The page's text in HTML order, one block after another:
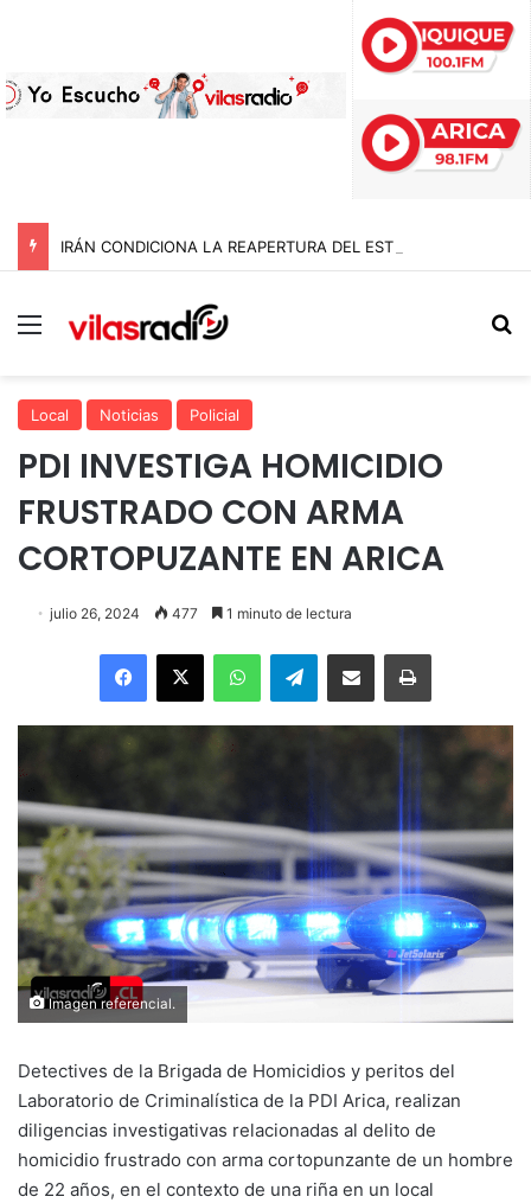
Menú
Local Noticias Policial
PDI INVESTIGA HOMICIDIO
FRUSTRADO CON ARMA
CORTOPUZANTE EN ARICA
julio 26, 2024 477 1 minuto de lectura
Facebook
X WhatsAppTelegramEnviar vía email Imprimir
Imagen referencial.
Detectives de la Brigada de Homicidios y peritos del
Laboratorio de Criminalística de la PDI Arica, realizan
diligencias investigativas relacionadas al delito de
homicidio frustrado con arma cortopunzante de un hombre
de 22 años, en el contexto de una riña en un local